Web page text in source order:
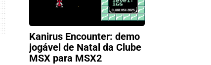
Kanirus Encounter: demo
jogável de Natal da Clube
MSX para MSX2